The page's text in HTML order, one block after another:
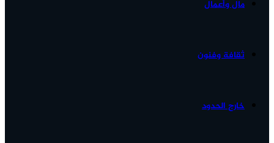
مال وأعمال
ثقافة وفنون
خارج الحدود